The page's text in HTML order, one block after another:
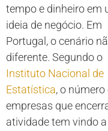
tempo e dinheiro em
ideia de negócio. Em
Portugal, o cenário
diferente. Segundo o
Instituto Nacional de
Estatística, o número
empresas que
atividade tem vindo a